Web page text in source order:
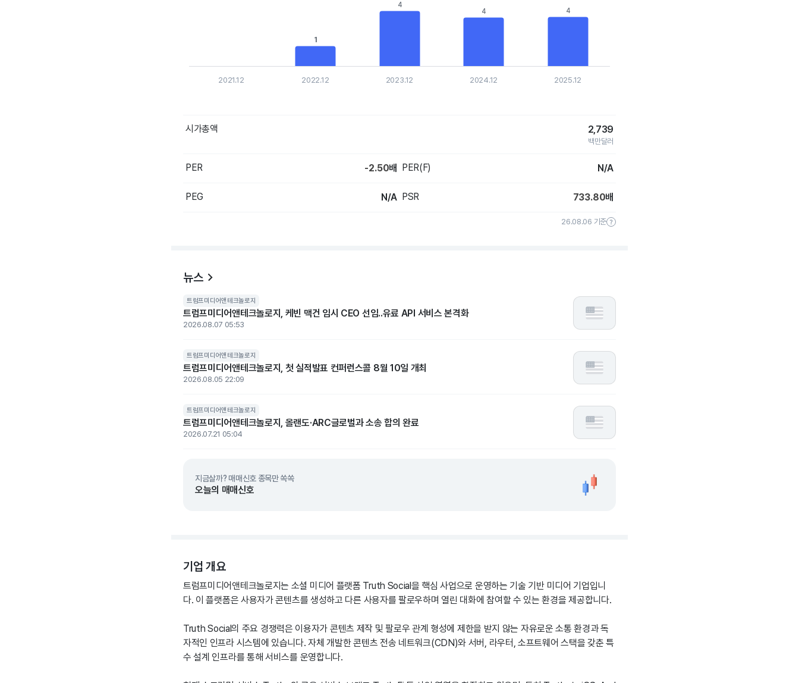
The chart has 1 Y axis displaying values. Data ranges from 1.4705 to 4.1311.
11
4
4
4
4 4
4
2021.12 2022.12 2023.12 2024.12 2025.12
시가총액 2,739
백만달러
PER -2.50배 PER(F) N/A
PEG N/A PSR 733.80배
26.08.06 기준
뉴스
트럼프미디어앤테크놀로지
트럼프미디어앤테크놀로지, 케빈 맥건 임시 CEO 선임..유료 API 서비스 본격화
2026.08.07 05:53
트럼프미디어앤테크놀로지
트럼프미디어앤테크놀로지, 첫 실적발표 컨퍼런스콜 8월 10일 개최
2026.08.05 22:09
트럼프미디어앤테크놀로지
트럼프미디어앤테크놀로지, 올랜도·ARC글로벌과 소송 합의 완료
2026.07.21 05:04
지금살까? 매매신호 종목만 쏙쏙
오늘의 매매신호
기업 개요
트럼프미디어앤테크놀로지는 소셜 미디어 플랫폼 Truth Social을 핵심 사업으로 운영하는 기술 기반 미디어 기업입니
다. 이 플랫폼은 사용자가 콘텐츠를 생성하고 다른 사용자를 팔로우하며 열린 대화에 참여할 수 있는 환경을 제공합니다.
Truth Social의 주요 경쟁력은 이용자가 콘텐츠 제작 및 팔로우 관계 형성에 제한을 받지 않는 자유로운 소통 환경과 독
자적인 인프라 시스템에 있습니다. 자체 개발한 콘텐츠 전송 네트워크(CDN)와 서버, 라우터, 소프트웨어 스택을 갖춘 특
수 설계 인프라를 통해 서비스를 운영합니다.